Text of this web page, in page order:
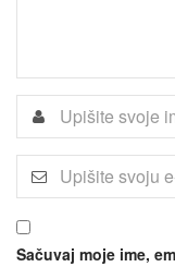
Sačuvaj moje ime,